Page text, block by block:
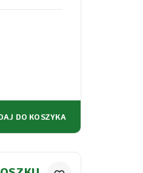
DO KOSZYKA